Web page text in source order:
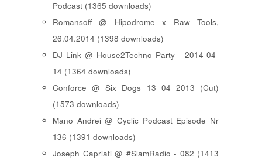
Podcast (1365 downloads)
Romansoff @ Hipodrome x Raw Tools,
26.04.2014 (1398 downloads)
DJ Link @ House2Techno Party - 2014-04-
14 (1364 downloads)
Conforce @ Six Dogs 13 04 2013 (Cut)
(1573 downloads)
Mano Andrei @ Cyclic Podcast Episode Nr
136 (1391 downloads)
Joseph Capriati @ #SlamRadio - 082 (1413